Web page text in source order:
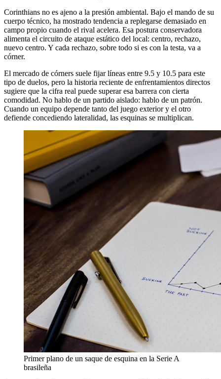
Corinthians no es ajeno a la presión ambiental. Bajo el mando de su
cuerpo técnico, ha mostrado tendencia a replegarse demasiado en
campo propio cuando el rival acelera. Esa postura conservadora
alimenta el circuito de ataque estático del local: centro, rechazo,
nuevo centro. Y cada rechazo, sobre todo si es con la testa, va a
córner.
El mercado de córners suele fijar líneas entre 9.5 y 10.5 para este
tipo de duelos, pero la historia reciente de enfrentamientos directos
sugiere que la cifra real puede superar esa barrera con cierta
comodidad. No hablo de un partido aislado: hablo de un patrón.
Cuando un equipo depende tanto del juego exterior y el otro
defiende concediendo lateralidad, las esquinas se multiplican.
Primer plano de un saque de esquina en la Serie A
brasileña